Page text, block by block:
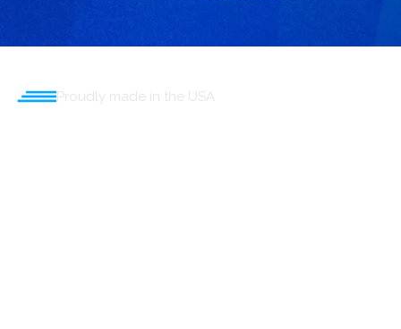
Proudly made in the USA